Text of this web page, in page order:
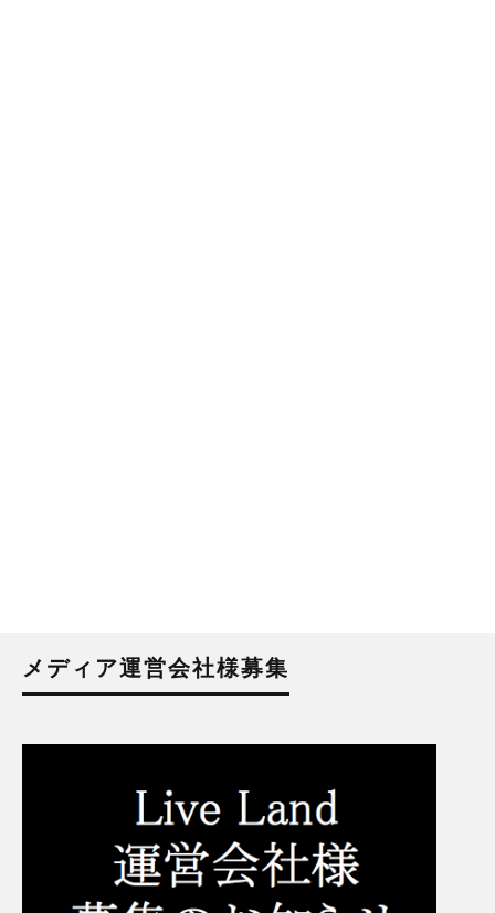
メディア運営会社様募集